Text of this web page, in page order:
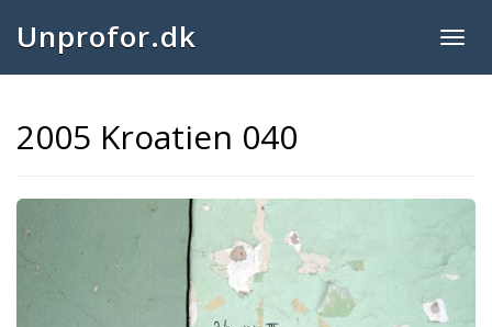
Unprofor.dk
2005 Kroatien 040
Previous